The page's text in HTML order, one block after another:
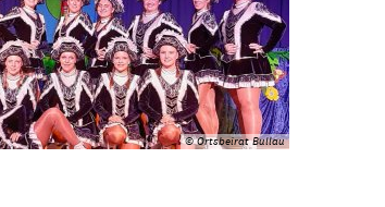
© Ortsbeirat Bullau